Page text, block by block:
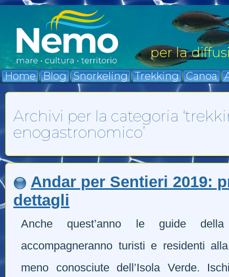
per la
Home Blog Snorkeling Trekking Canoa
Archivi per la categoria
enogastronomico’
Andar per Sentieri 2019:
dettagli
Anche quest’anno le guide della
accompagneranno turisti e residenti
meno conosciute dell’Isola Verde.